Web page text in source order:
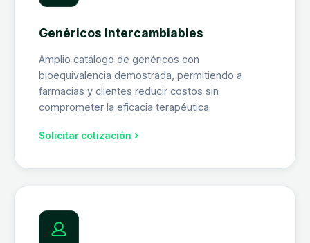
Genéricos Intercambiables
Amplio catálogo de genéricos con
bioequivalencia demostrada, permitiendo a
farmacias y clientes reducir costos sin
comprometer la eficacia terapéutica.
Solicitar cotización